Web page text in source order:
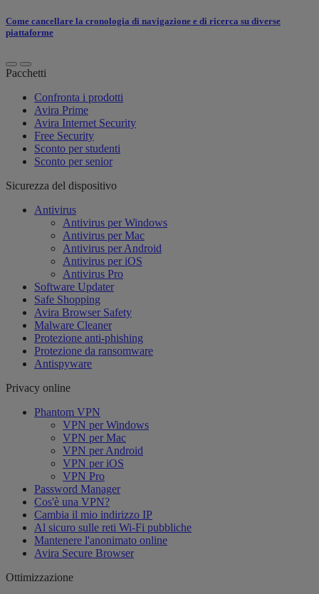
Come cancellare la cronologia di navigazione e di ricerca su diverse
piattaforme
Pacchetti
Confronta i prodotti
Avira Prime
Avira Internet Security
Free Security
Sconto per studenti
Sconto per senior
Sicurezza del dispositivo
Antivirus
Antivirus per Windows
Antivirus per Mac
Antivirus per Android
Antivirus per iOS
Antivirus Pro
Software Updater
Safe Shopping
Avira Browser Safety
Malware Cleaner
Protezione anti-phishing
Protezione da ransomware
Antispyware
Privacy online
Phantom VPN
VPN per Windows
VPN per Mac
VPN per Android
VPN per iOS
VPN Pro
Password Manager
Cos'è una VPN?
Cambia il mio indirizzo IP
Al sicuro sulle reti Wi-Fi pubbliche
Mantenere l'anonimato online
Avira Secure Browser
Ottimizzazione